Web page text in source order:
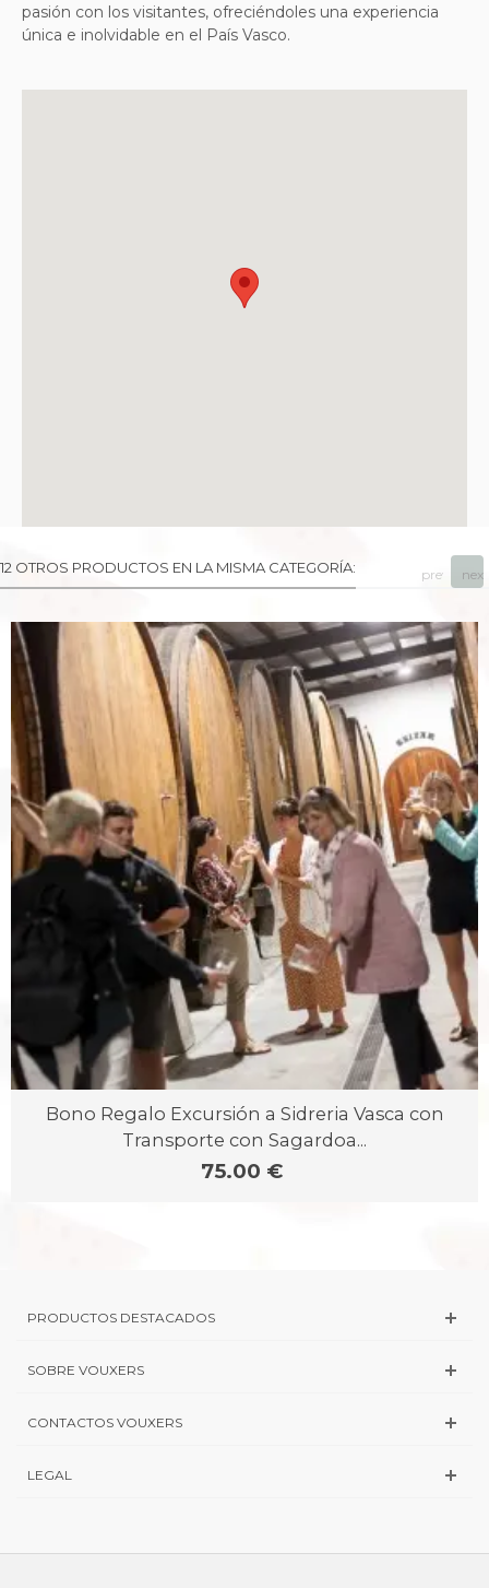
pasión con los visitantes, ofreciéndoles una experiencia
única e inolvidable en el País Vasco.
12 OTROS PRODUCTOS EN LA MISMA CATEGORÍA:
Bono Regalo Excursión a Sidreria Vasca con
Transporte con Sagardoa...
75.00 €
prev next
PRODUCTOS DESTACADOS
SOBRE VOUXERS
CONTACTOS VOUXERS
LEGAL